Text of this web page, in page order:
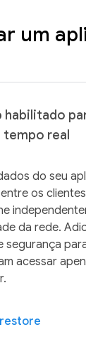
um
habilitado
real
do seu
os
da rede.
segurança
acessar